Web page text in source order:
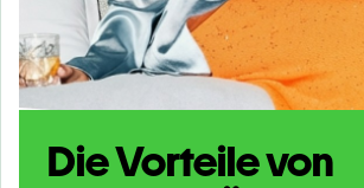
Die Vorteile von